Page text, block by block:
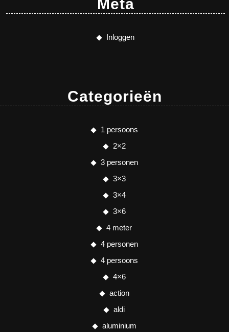
Meta
Inloggen
Categorieën
1 persoons
2×2
3 personen
3×3
3×4
3×6
4 meter
4 personen
4 persoons
4×6
action
aldi
aluminium